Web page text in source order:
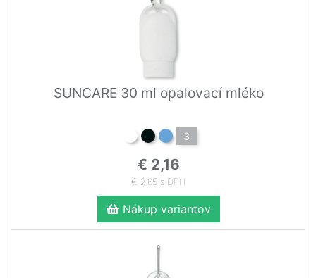
SUNCARE 30 ml opalovací mléko
3
€ 2,16
€ 2,65 s DPH
Nákup variantov